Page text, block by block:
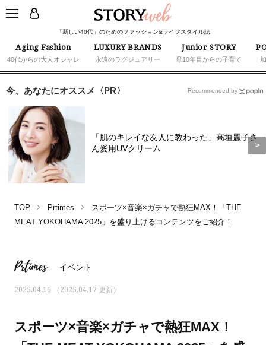
「新しい40代」のためのファッション&ライフスタイル誌
Aging Fashion
40代からの大人オシャレ
LUXURY BRANDS
永遠のラグジュアリー
Junior STORY
母10年目からの子育て
今、あなたにオススメ〈PR〉
「肌のキレイな友人に教わった」高垣麗子さ
ん愛用UVクリーム
Recommended by
TOP Prtimes
スポーツ×音楽×ガチャで熱狂MAX！「THE
MEAT YOKOHAMA 2025」を盛り上げるコンテンツをご紹介！
Prtimes イベント
2025.04.16 （2025.04.17 更新）
スポーツ×音楽×ガチャで熱狂MAX！